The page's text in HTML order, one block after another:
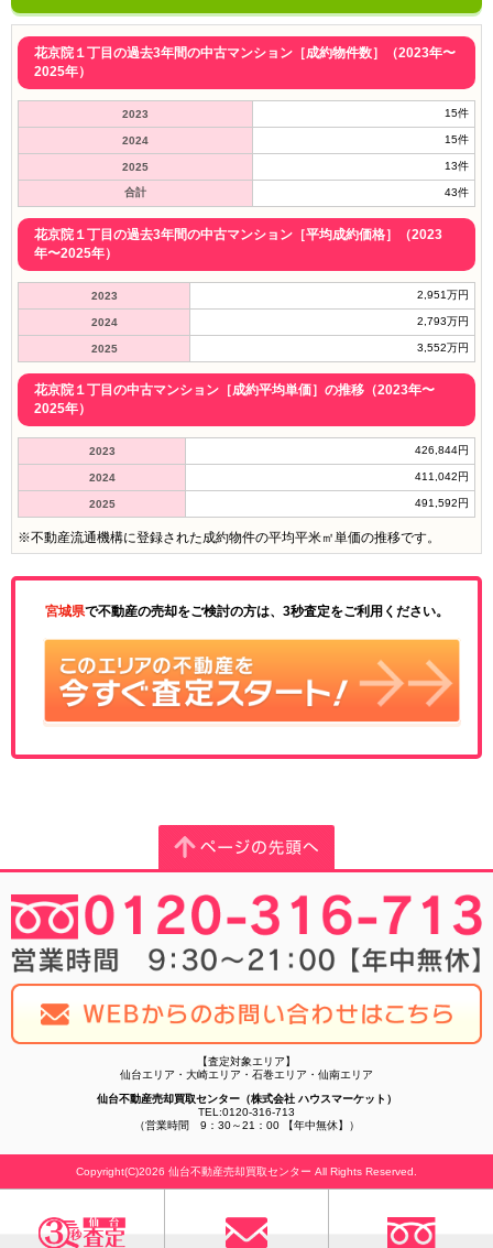
花京院１丁目の過去3年間の中古マンション［成約物件数］（2023年〜
2025年）
2023 15件
2024 15件
2025 13件
合計 43件
花京院１丁目の過去3年間の中古マンション［平均成約価格］（2023
年〜2025年）
2023 2,951万円
2024 2,793万円
2025 3,552万円
花京院１丁目の中古マンション［成約平均単価］の推移（2023年〜
2025年）
2023 426,844円
2024 411,042円
2025 491,592円
※不動産流通機構に登録された成約物件の平均平米㎡単価の推移です。
宮城県で不動産の売却をご検討の方は、3秒査定をご利用ください。
【査定対象エリア】
仙台エリア・大崎エリア・石巻エリア・仙南エリア
仙台不動産売却買取センター（株式会社 ハウスマーケット）
TEL:0120-316-713
（営業時間 9：30～21：00 【年中無休】）
Copyright(C)2026 仙台不動産売却買取センター All Rights Reserved.